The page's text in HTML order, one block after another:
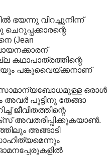
ഭയന്നു വിറച്ചുനിന്ന്
(Jean
കഥാപാത്രത്തിന്റെ
പങ്കുവൈയ്ക്കനാണ്
ഒരാള്‍
പുട്ടിനു തേങ്ങാ
ജീവിതത്തിന്റെ
അവതരിപ്പിക്കുകയാണ്‍.
അങ്ങാടി